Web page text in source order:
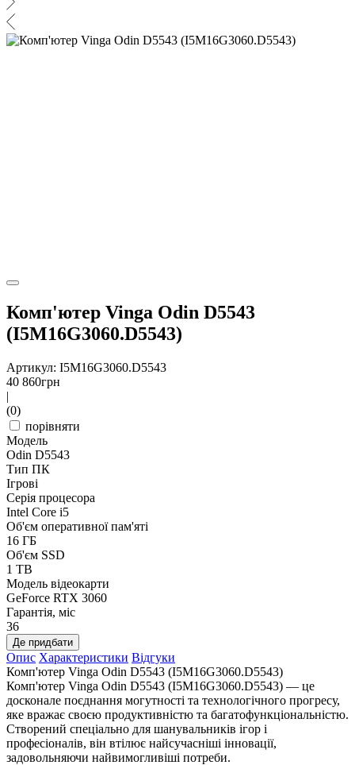
Комп'ютер Vinga Odin D5543
(I5M16G3060.D5543)
Артикул: I5M16G3060.D5543
40 860грн
|
(0)
порівняти
Модель
Odin D5543
Тип ПК
Ігрові
Серія процесора
Intel Core i5
Об'єм оперативної пам'яті
16 ГБ
Об'єм SSD
1 TB
Модель відеокарти
GeForce RTX 3060
Гарантія, міс
36
Де придбати
Опис Характеристики Відгуки
Комп'ютер Vinga Odin D5543 (I5M16G3060.D5543)
Комп'ютер Vinga Odin D5543 (I5M16G3060.D5543) — це
досконале поєднання могутності та технологічного прогресу,
яке вражає своєю продуктивністю та багатофункціональністю.
Створений спеціально для шанувальників ігор і
професіоналів, він втілює найсучасніші інновації,
задовольняючи найвимогливіші потреби.